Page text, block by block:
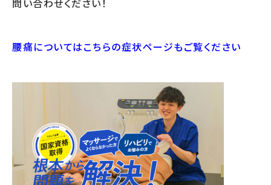
問い合わせください！
腰痛についてはこちらの症状ページもご覧ください